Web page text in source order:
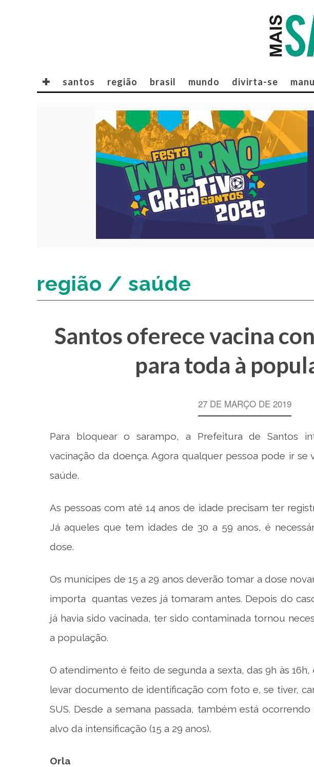
✚ santos região brasil mundo divirta-se
região / saúde
Santos oferece vacina
para toda à
27 DE MARÇO DE 2019
Para bloquear o sarampo, a Prefeitura de Santos
vacinação da doença. Agora qualquer pessoa pode ir se
saúde.
As pessoas com até 14 anos de idade precisam ter
Já aqueles que tem idades de 30 a 59 anos, é
dose.
Os munícipes de 15 a 29 anos deverão tomar a dose
importa quantas vezes já tomaram antes. Depois do
já havia sido vacinada, ter sido contaminada tornou
a população.
O atendimento é feito de segunda a sexta, das 9h às
levar documento de identificação com foto e, se tiver,
SUS. Desde a semana passada, também está
alvo da intensificação (15 a 29 anos).
Orla